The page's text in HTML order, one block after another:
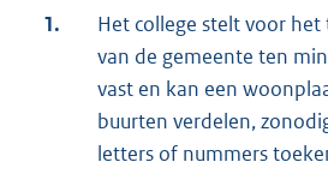
1.
Het college stelt voor
van de gemeente ten
vast en kan een
buurten verdelen,
letters of nummers